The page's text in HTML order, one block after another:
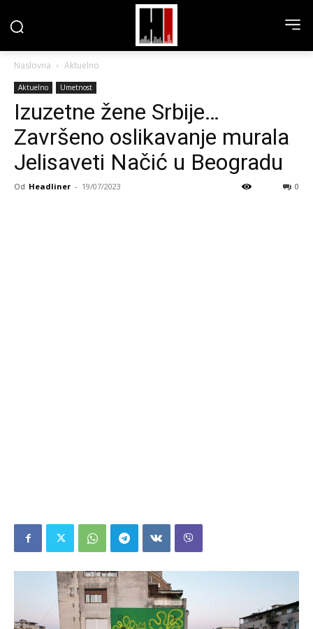
Naslovna Aktuelno
Aktuelno Umetnost
Izuzetne žene Srbije…
Završeno oslikavanje murala
Jelisaveti Načić u Beogradu
Od Headliner - 19/07/2023 0